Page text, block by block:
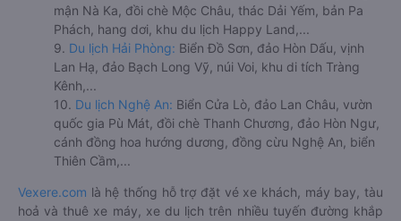
mận Nà Ka, đồi chè Mộc Châu, thác Dải Yếm, bản Pa
Phách, hang dơi, khu du lịch Happy Land,...
9. Du lịch Hải Phòng: Biển Đồ Sơn, đảo Hòn Dấu, vịnh
Lan Hạ, đảo Bạch Long Vỹ, núi Voi, khu di tích Tràng
Kênh,...
10. Du lịch Nghệ An: Biển Cửa Lò, đảo Lan Châu, vườn
quốc gia Pù Mát, đồi chè Thanh Chương, đảo Hòn Ngư,
cánh đồng hoa hướng dương, đồng cừu Nghệ An, biển
Thiên Cầm,...
Vexere.com là hệ thống hỗ trợ đặt vé xe khách, máy bay, tàu
hoả và thuê xe máy, xe du lịch trên nhiều tuyến đường khắp